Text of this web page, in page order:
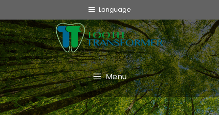
Language
Menu
Tooth Transformer system ®
The Device
Grinder
Monouso
TT Fairy